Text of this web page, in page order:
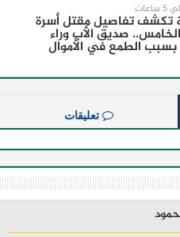
تكشف تفاصيل مقتل أسرة
صديق الأب وراء
بسبب الطمع في الأموال
تعليقات